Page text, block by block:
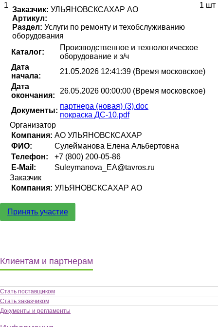
1
Заказчик: УЛЬЯНОВСКСАХАР АО
Артикул:
Раздел: Услуги по ремонту и техобслуживанию
оборудования
1 шт
Каталог:
Производственное и технологическое
оборудование и з/ч
Дата
начала:
21.05.2026 12:41:39 (Время московское)
Дата
окончания:
26.05.2026 00:00:00 (Время московское)
Документы:
партнера (новая) (3).doc
покраска ДС-10.pdf
Организатор
Компания: АО УЛЬЯНОВСКСАХАР
ФИО:
Сулейманова Елена Альбертовна
Телефон:
+7 (800) 200-05-86
E-Mail:
Suleymanova_EA@tavros.ru
Заказчик
Компания: УЛЬЯНОВСКСАХАР АО
Принять участие
Клиентам и партнерам
Стать поставщиком
Стать заказчиком
Документы и регламенты